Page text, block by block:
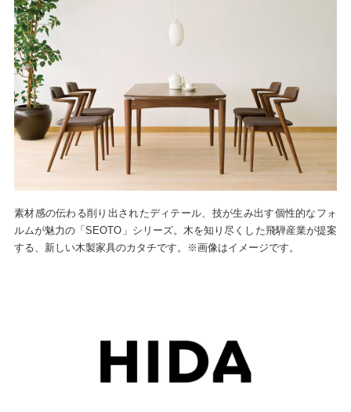
素材感の伝わる削り出されたディテール、技が生み出す個性的なフォ
ルムが魅力の「SEOTO」シリーズ。木を知り尽くした飛騨産業が提案
する、新しい木製家具のカタチです。※画像はイメージです。